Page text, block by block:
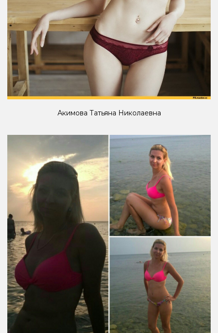
Акимова Татьяна Николаевна